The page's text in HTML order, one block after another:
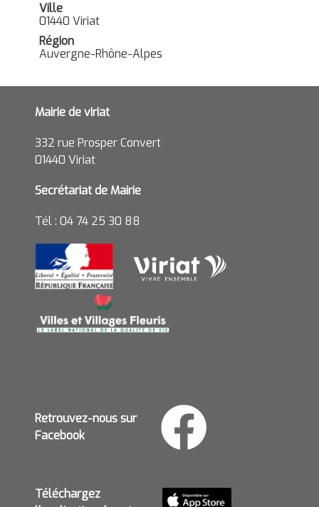
Ville
01440 Viriat
Région
Auvergne-Rhône-Alpes
Mairie de viriat
332 rue Prosper Convert
01440 Viriat
Secrétariat de Mairie
Tél : 04 74 25 30 88
Retrouvez-nous sur
Facebook
Téléchargez